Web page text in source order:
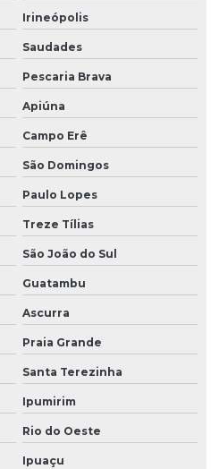
para empresas
Irineópolis
Saudades
Pescaria Brava
Apiúna
Campo Erê
São Domingos
Paulo Lopes
Treze Tílias
São João do Sul
Guatambu
Ascurra
Praia Grande
Santa Terezinha
Ipumirim
Rio do Oeste
Ipuaçu